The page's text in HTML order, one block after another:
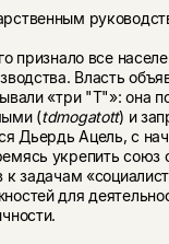
признало все
Власть
«три "Т"»: она
(tdmogatott) и
Дьердь Ацель, с
укрепить союз
задачам
для